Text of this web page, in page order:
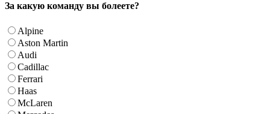
За какую команду вы болеете?
Alpine
Aston Martin
Audi
Cadillac
Ferrari
Haas
McLaren